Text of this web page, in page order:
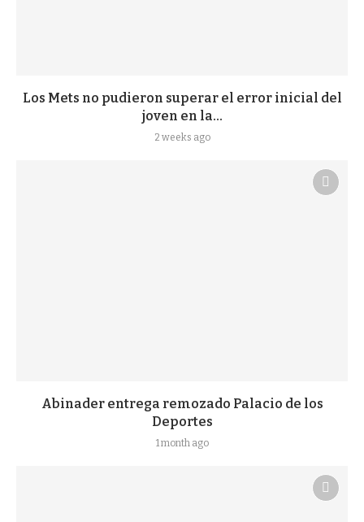
Los Mets no pudieron superar el error inicial del
joven en la...
2 weeks ago
Abinader entrega remozado Palacio de los
Deportes
1 month ago